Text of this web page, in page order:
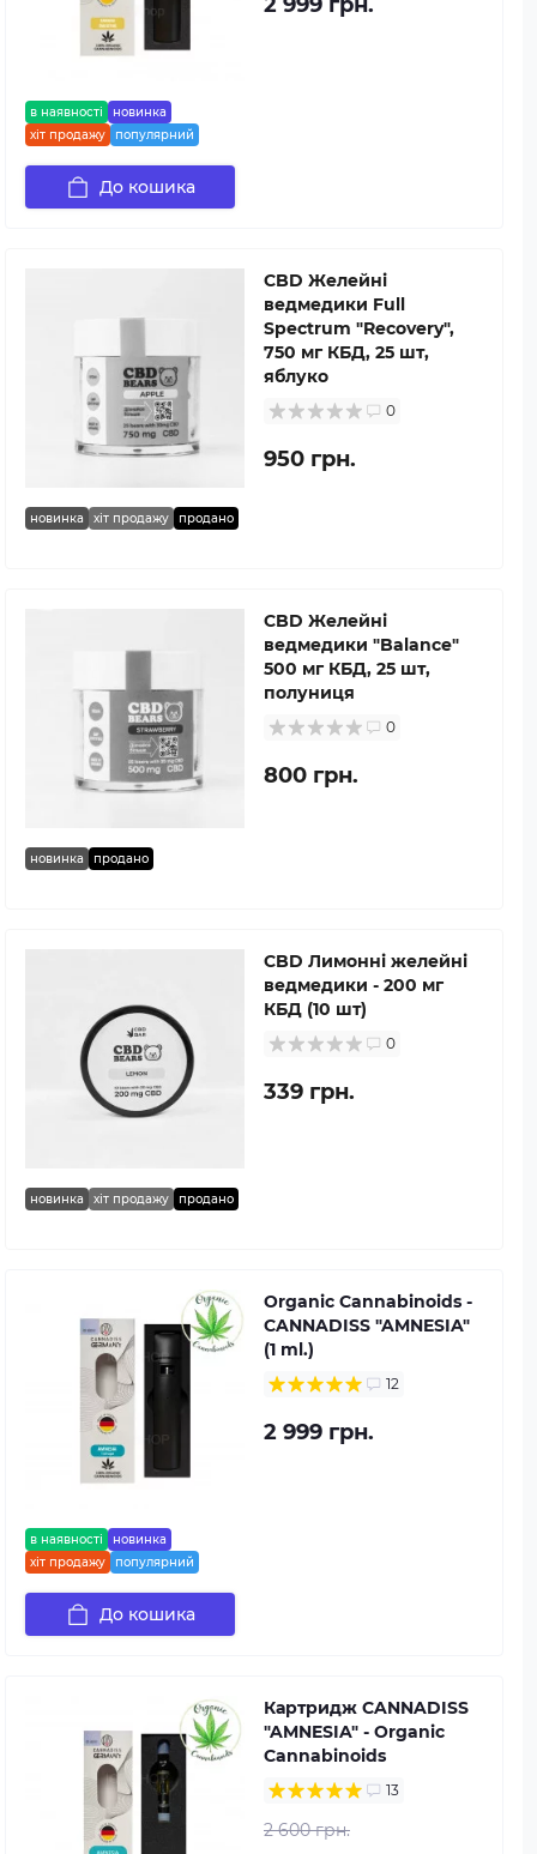
в наявності
новинка
хіт продажу
популярний
До кошика
новинка хіт продажу продано
CBD Желейні
ведмедики Full
Spectrum "Recovery",
750 мг КБД, 25 шт,
яблуко
0
950 грн.
новинка продано
CBD Желейні
ведмедики "Balance"
500 мг КБД, 25 шт,
полуниця
0
800 грн.
новинка хіт продажу продано
CBD Лимонні желейні
ведмедики - 200 мг
КБД (10 шт)
0
339 грн.
в наявності
новинка
хіт продажу
популярний
Organic Cannabinoids -
CANNADISS "AMNESIA"
(1 ml.)
12
2 999 грн.
До кошика
Картридж CANNADISS
"AMNESIA" - Organic
Cannabinoids
13
2 600 грн.